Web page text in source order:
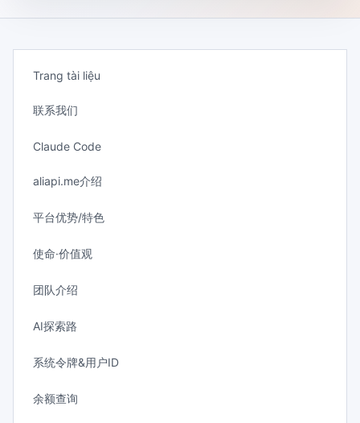
Trang tài liệu
联系我们
Claude Code
aliapi.me介绍
平台优势/特色
使命·价值观
团队介绍
AI探索路
系统令牌&用户ID
余额查询